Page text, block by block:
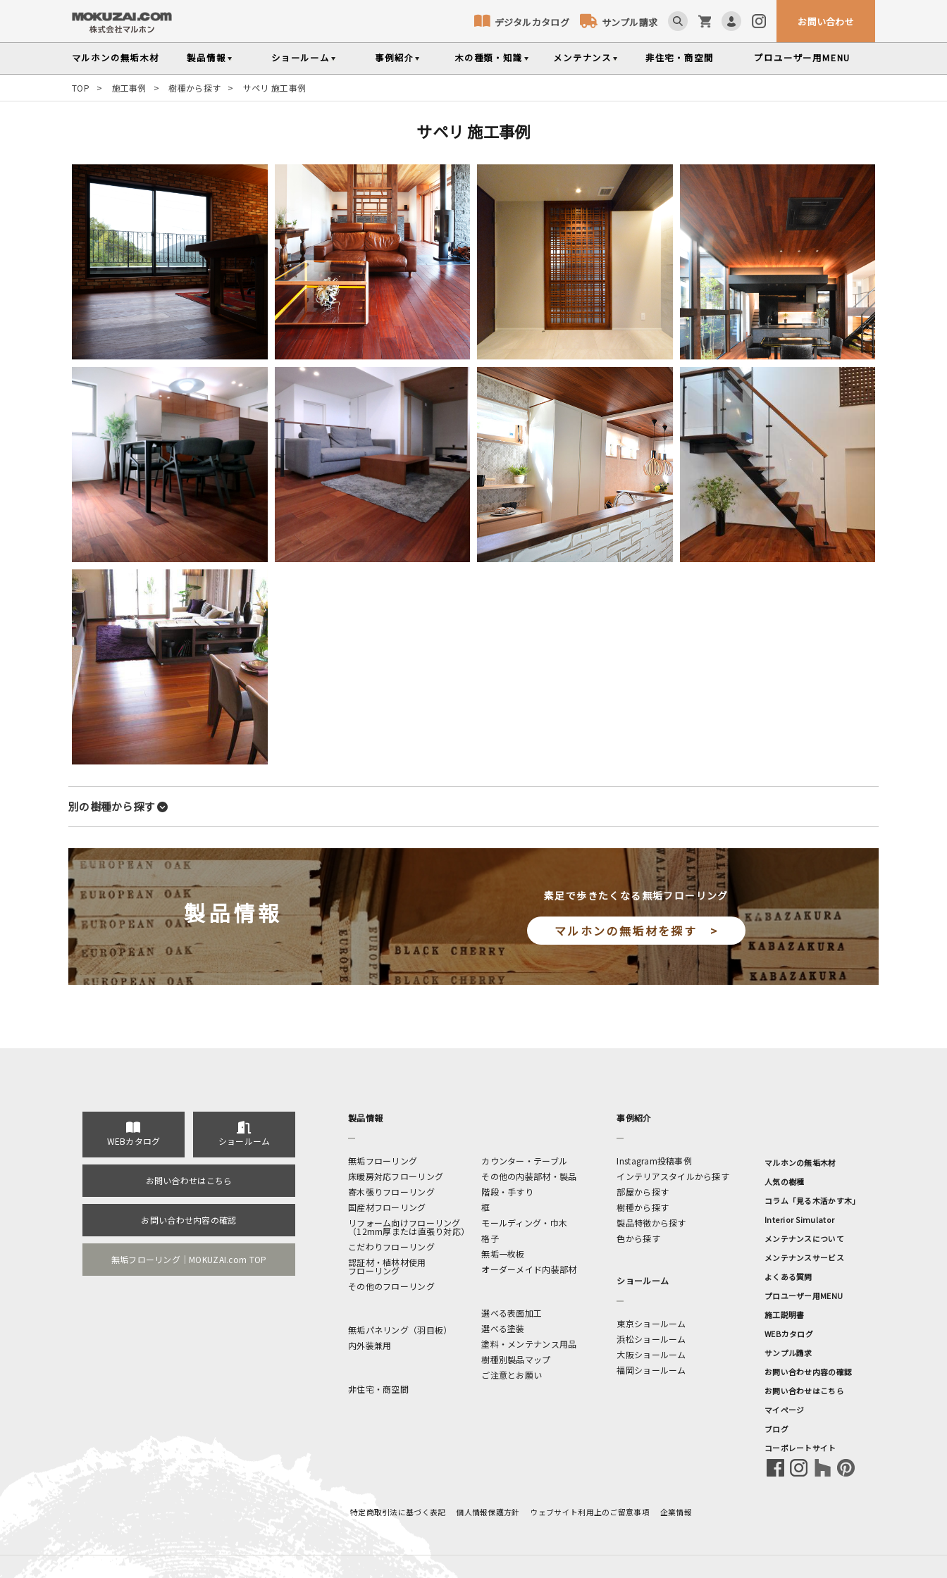
デジタルカタログ サンプル請求 お問い合わせ
マルホンの無垢木材 製品情報
その他の内装部材・製品 選べる表面加工 塗料・メンテナンス用品
製品情報TOP 樹種別製品マップ ご注意とお願い 製品情報の見方と用語集
ショールーム
ショールームTOP
事例紹介
色から探す 製品カテゴリーから探す
事例紹介TOP
木の種類・知識
木材の基礎知識 コラム「見る木活かす木」
人気の樹種
よく選ばれる樹種をピックアップして特徴や製品を紹介
世界の樹種
世界の樹種の詳しいプロフィールや科学的データを検索
よくある質問 木の種類・知識TOP
メンテナンス
メンテナンスのコト
無垢材を扱う上で知っておきたい、メンテナンスのポイントなどを掲載
メンテナンスサービス
塗料・メンテナンス用品のご購入
マルホンのオリジナル塗料Arbor(アーバー)シリーズをお買い求めいただけま
よくある質問
非住宅・商空間 プロユーザー用MENU
TOP > 施工事例 > 樹種から探す > サペリ 施工事例
サペリ 施工事例
別の樹種から探す
製品情報
素足で歩きたくなる無垢フローリング
マルホンの無垢材を探す >
WEBカタログ ショールーム
お問い合わせはこちら
お問い合わせ内容の確認
無垢フローリング｜MOKUZAI.com TOP
製品情報
無垢フローリング
床暖房対応フローリング
寄木張りフローリング
国産材フローリング
リフォーム向けフローリング
（12mm厚または直張り対応）
こだわりフローリング
認証材・植林材使用
フローリング
その他のフローリング
無垢パネリング（羽目板）
内外装兼用
非住宅・商空間
カウンター・テーブル
その他の内装部材・製品
階段・手すり
框
モールディング・巾木
格子
無垢一枚板
オーダーメイド内装部材
選べる表面加工
選べる塗装
塗料・メンテナンス用品
樹種別製品マップ
ご注意とお願い
事例紹介
Instagram投稿事例
インテリアスタイルから探す
部屋から探す
樹種から探す
製品特徴から探す
色から探す
ショールーム
東京ショールーム
浜松ショールーム
大阪ショールーム
福岡ショールーム
マルホンの無垢木材
人気の樹種
コラム「見る木活かす木」
Interior Simulator
メンテナンスについて
メンテナンスサービス
よくある質問
プロユーザー用MENU
施工説明書
WEBカタログ
サンプル請求
お問い合わせ内容の確認
お問い合わせはこちら
マイページ
ブログ
コーポレートサイト
特定商取引法に基づく表記 個人情報保護方針 ウェブサイト利用上のご留意事項 企業情報